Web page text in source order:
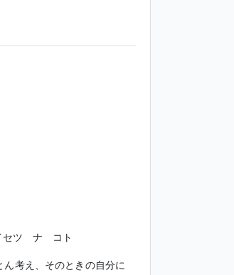
セツ ナ コト
ん考え、そのときの自分に